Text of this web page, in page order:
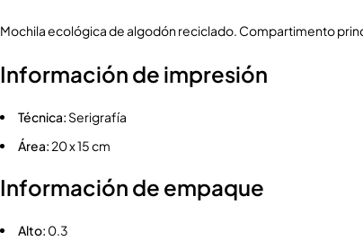
Mochila ecológica de algodón reciclado. Compartimento
Información de impresión
Técnica: Serigrafía
Área: 20 x 15 cm
Información de empaque
Alto: 0.3